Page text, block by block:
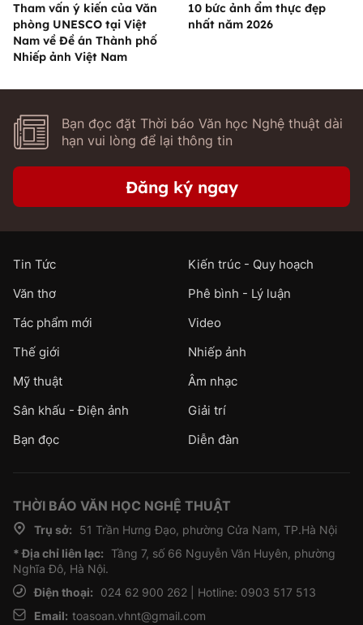
Tham vấn ý kiến của Văn
phòng UNESCO tại Việt
Nam về Đề án Thành phố
Nhiếp ảnh Việt Nam
10 bức ảnh ẩm thực đẹp
nhất năm 2026
Bạn đọc đặt Thời báo Văn học Nghệ thuật dài
hạn vui lòng để lại thông tin
Đăng ký ngay
Tin Tức
Kiến trúc - Quy hoạch
Văn thơ
Phê bình - Lý luận
Tác phẩm mới
Video
Thế giới
Nhiếp ảnh
Mỹ thuật
Âm nhạc
Sân khấu - Điện ảnh
Giải trí
Bạn đọc
Diễn đàn
THỜI BÁO VĂN HỌC NGHỆ THUẬT
Trụ sở:
51 Trần Hưng Đạo, phường Cửa Nam, TP.Hà Nội
* Địa chỉ liên lạc: Tầng 7, số 66 Nguyễn Văn Huyên, phường
Nghĩa Đô, Hà Nội.
Điện thoại:
024 62 900 262 | Hotline: 0903 517 513
Email: toasoan.vhnt@gmail.com